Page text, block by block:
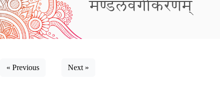
मण्डलवर्गीकरणम्
« Previous Next »